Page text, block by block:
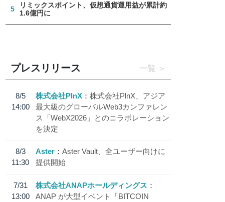
5
リミックスポイント、仮想通貨運用益が累計約
1.6億円に
プレスリリース 一覧
8/5
14:00
株式会社PlnX
株式会社PlnX、アジア
最大級のグローバルWeb3カンファレン
ス「WebX2026」とのコラボレーション
を決定
8/3
11:30
Aster
Aster Vault、全ユーザー向けに
提供開始
7/31
13:00
株式会社ANAPホールディングス
ANAP が大型イベント「BITCOIN